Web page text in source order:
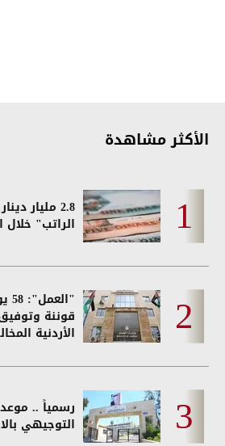
الأكثر مشاهدة
2.8 مليار
الراتب" خلال
قوننة
الأردنية
رسمياً .. موعد
التوجيهي